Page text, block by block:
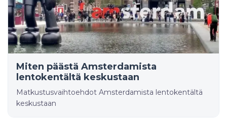
Miten päästä Amsterdamista
lentokentältä keskustaan
Matkustusvaihtoehdot Amsterdamista lentokentältä
keskustaan